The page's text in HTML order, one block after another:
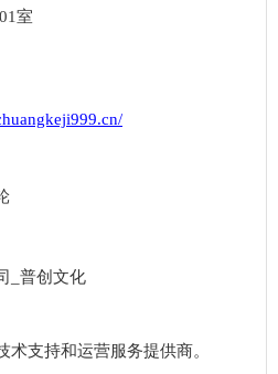
室
_普创文化
支持和运营服务提供商。